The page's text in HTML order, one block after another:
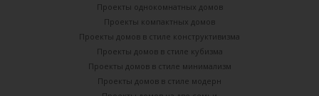
Проекты однокомнатных домов
Проекты компактных домов
Проекты домов в стиле конструктивизма
Проекты домов в стиле кубизма
Проекты домов в стиле минимализм
Проекты домов в стиле модерн